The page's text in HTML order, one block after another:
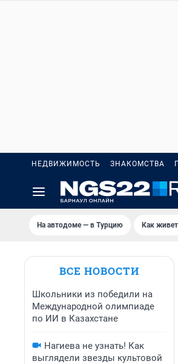
НЕДВИЖИМОСТЬ ЗНАКОМСТВА
На автодоме — в Турцию Как
ВСЕ НОВОСТИ
Школьники из победили на
Международной олимпиаде
по ИИ в Казахстане
Нагиева не узнать! Как
выглядели звезды культовой